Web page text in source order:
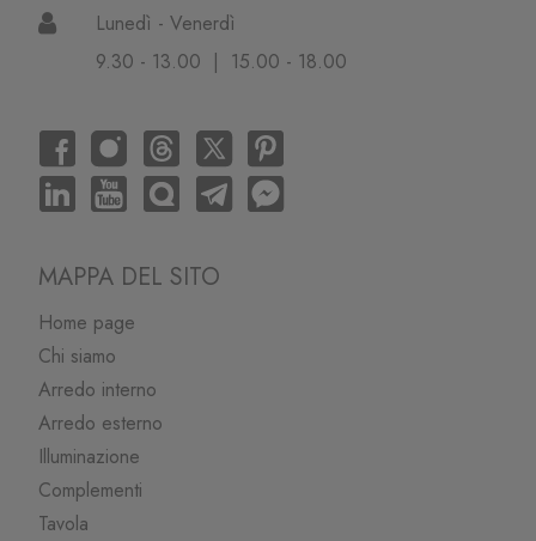
Lunedì - Venerdì
9.30 - 13.00 | 15.00 - 18.00
MAPPA DEL SITO
Home page
Chi siamo
Arredo interno
Arredo esterno
Illuminazione
Complementi
Tavola